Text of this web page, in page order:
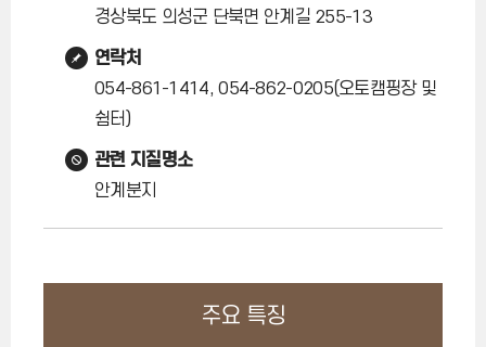
경상북도 의성군 단북면 안계길 255-13
연락처
054-861-1414, 054-862-0205(오토캠핑장 및
쉼터)
관련 지질명소
안계분지
주요 특징